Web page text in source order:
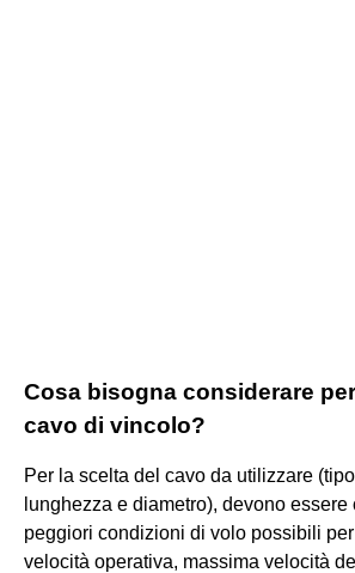
Cosa bisogna considerare
cavo di vincolo?
Per la scelta del cavo da utilizzare
lunghezza e diametro), devono
peggiori condizioni di volo possibili
velocità operativa, massima velocità